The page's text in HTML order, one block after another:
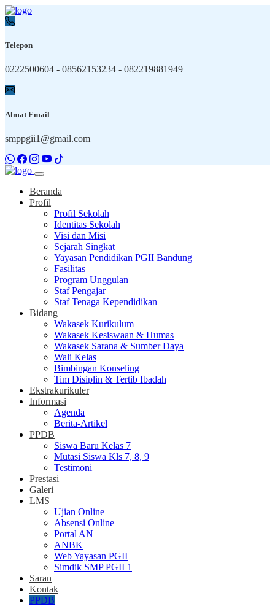
Telepon
0222500604 - 08562153234 - 082219881949
Almat Email
smppgii1@gmail.com
Beranda
Profil
Profil Sekolah
Identitas Sekolah
Visi dan Misi
Sejarah Singkat
Yayasan Pendidikan PGII Bandung
Fasilitas
Program Unggulan
Staf Pengajar
Staf Tenaga Kependidikan
Bidang
Wakasek Kurikulum
Wakasek Kesiswaan & Humas
Wakasek Sarana & Sumber Daya
Wali Kelas
Bimbingan Konseling
Tim Disiplin & Tertib Ibadah
Ekstrakurikuler
Informasi
Agenda
Berita-Artikel
PPDB
Siswa Baru Kelas 7
Mutasi Siswa Kls 7, 8, 9
Testimoni
Prestasi
Galeri
LMS
Ujian Online
Absensi Online
Portal AN
ANBK
Web Yayasan PGII
Simdik SMP PGII 1
Saran
Kontak
PPDB